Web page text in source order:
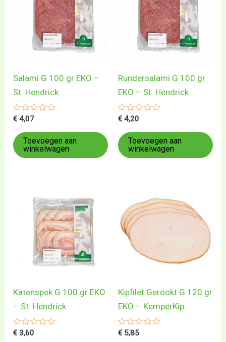
Salami G 100 gr EKO –
St. Hendrick
Gewaardeerd
uit
5
€ 4,07
Toevoegen aan
winkelwagen
Rundersalami G 100 gr
EKO – St. Hendrick
Gewaardeerd
uit
5
€ 4,20
Toevoegen aan
winkelwagen
Katenspek G 100 gr EKO
– St. Hendrick
Gewaardeerd
€ 3,60
Kipfilet Gerookt G 120 gr
EKO – KemperKip
Gewaardeerd
€ 5,85